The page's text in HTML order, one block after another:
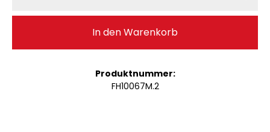
In den Warenkorb
Produktnummer:
FH10067M.2